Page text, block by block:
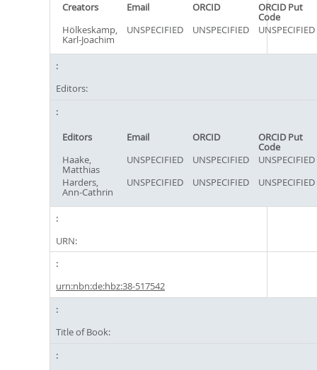
Creators Email ORCID ORCID Put
Code
Hölkeskamp,
Karl-Joachim
UNSPECIFIED UNSPECIFIED UNSPECIFIED
Editors:
Editors Email ORCID ORCID Put
Code
Haake,
Matthias
UNSPECIFIED UNSPECIFIED
UNSPECIFIED
Harders,
Ann-Cathrin
UNSPECIFIED UNSPECIFIED UNSPECIFIED
URN:
urn:nbn:de:hbz:38-517542
Title of Book: